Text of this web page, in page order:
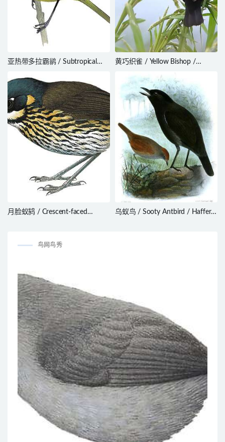
亚热带多拉霸鹟 / Subtropical
acutipennis
黄巧织雀 / Yellow Bishop /
月脸蚁鸫 / Crescent-faced
乌蚁鸟 / Sooty Antbird / Hafferia
鸟网鸟秀